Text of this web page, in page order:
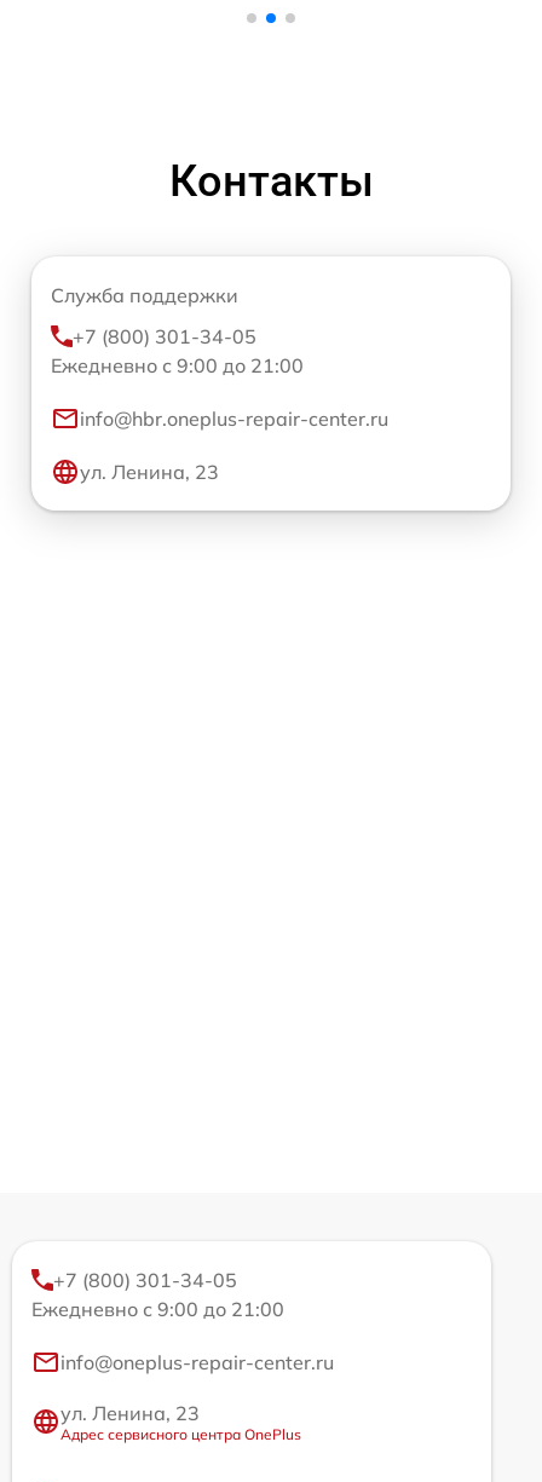
Контакты
Служба поддержки
+7 (800) 301-34-05
Ежедневно с 9:00 до 21:00
info@hbr.oneplus-repair-center.ru
ул. Ленина, 23
+7 (800) 301-34-05
Ежедневно с 9:00 до 21:00
info@oneplus-repair-center.ru
ул. Ленина, 23
Адрес сервисного центра OnePlus